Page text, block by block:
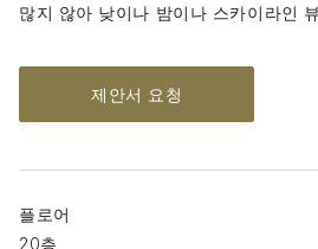
많지 않아 낮이나 밤이나 스카이라인
제안서 요청
플로어
20층